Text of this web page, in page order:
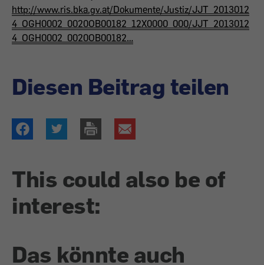
http://www.ris.bka.gv.at/Dokumente/Justiz/JJT_2013012
4_OGH0002_0020OB00182_12X0000_000/JJT_2013012
4_OGH0002_0020OB00182…
Diesen Beitrag teilen
This could also be of
interest:
Das könnte auch